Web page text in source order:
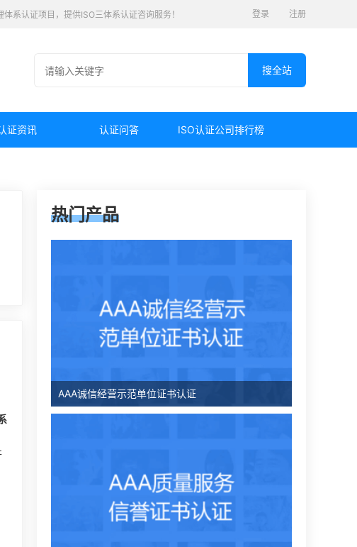
系认证项目，提供ISO三体系认证咨询服务！ 登录 注册
证资讯 认证问答 ISO认证公司排行榜
热门产品
AAA诚信经营示范单位证书认证